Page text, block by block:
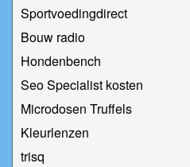
Sportvoedingdirect
Bouw radio
Hondenbench
Seo Specialist kosten
Microdosen Truffels
Kleurlenzen
trisq